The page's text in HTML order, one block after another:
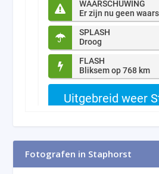
Fotografen in Staphorst